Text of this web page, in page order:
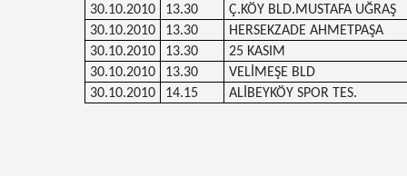
30.10.2010
13.30
Ç.KÖY BLD.MUSTAFA UĞRAŞ
30.10.2010
13.30
HERSEKZADE AHMETPAŞA
30.10.2010
13.30
25 KASIM
30.10.2010
13.30
VELİMEŞE BLD
30.10.2010
14.15 ALİBEYKÖY SPOR TES.